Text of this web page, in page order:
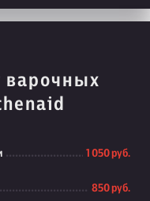
варочных
1 050 руб.
850 руб.